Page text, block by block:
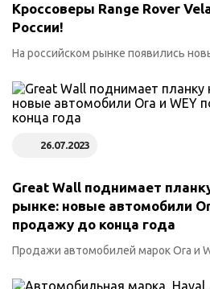
Кроссоверы Range Rover
России!
На российском рынке появились
26.07.2023
Great Wall поднимает
рынке: новые автомобили
продажу до конца года
Продажи автомобилей марок Ora и